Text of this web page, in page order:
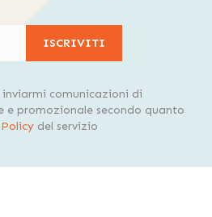
ISCRIVITI
comunicazioni di
e promozionale secondo quanto
del servizio